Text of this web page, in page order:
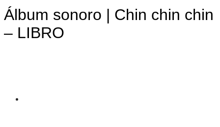
Álbum sonoro | Chin chin chin
– LIBRO